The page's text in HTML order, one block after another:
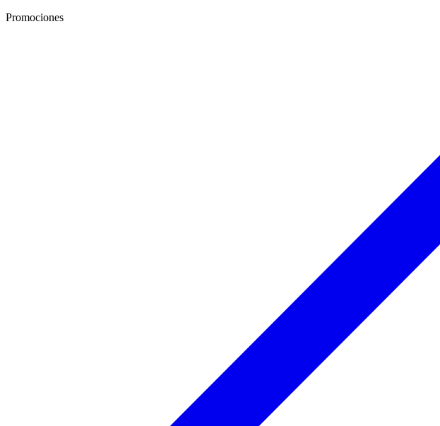
Promociones